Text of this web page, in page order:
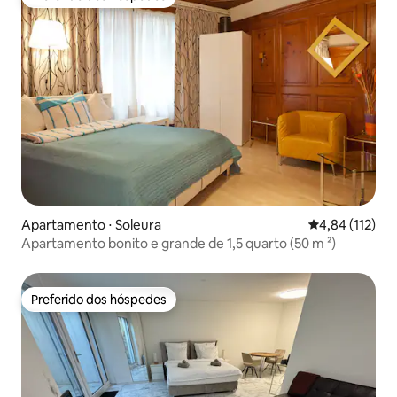
Apartamento ⋅ Soleura 4,84 de uma
4,84 (112)
Apartamento bonito e grande de 1,5 quarto (50 m ²)
Preferido dos hóspedes
Preferido dos hóspedes